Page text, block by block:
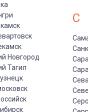
Новгород
Тагил
С